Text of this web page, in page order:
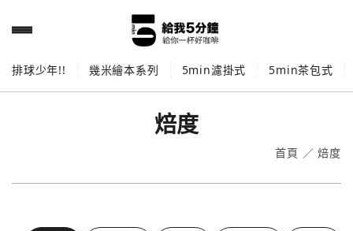
排球少年!! 幾米繪本系列 5min濾掛式 5min茶包式
焙度
首頁 ／焙度